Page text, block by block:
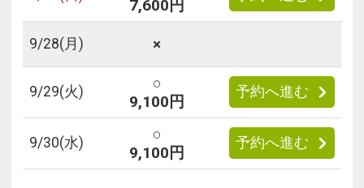
7,600円
9/28(月) ×
9/29(火)
○
9,100円
予約へ進む
9/30(水)
○
9,100円
予約へ進む